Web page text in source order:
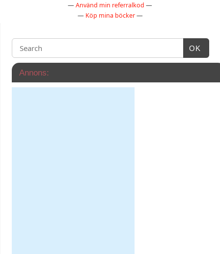
— Använd min referralkod —
— Köp mina böcker—
OK
Annons: